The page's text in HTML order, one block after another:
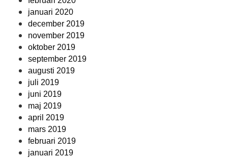
januari 2020
december 2019
november 2019
oktober 2019
september 2019
augusti 2019
juli 2019
juni 2019
maj 2019
april 2019
mars 2019
februari 2019
januari 2019